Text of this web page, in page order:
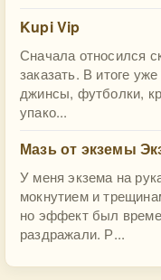
Kupi Vip
Сначала относился
заказать. В итоге
джинсы, футболки,
упако...
Мазь от экземы
У меня экзема на
мокнутием и
но эффект был
раздражали. Р...